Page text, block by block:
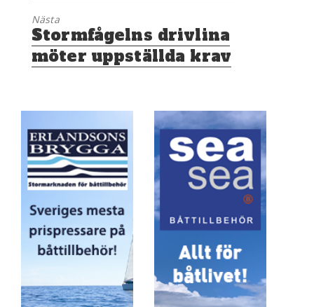
Nästa
Nästa
inlägg:
Stormfågelns drivlina
möter uppställda krav